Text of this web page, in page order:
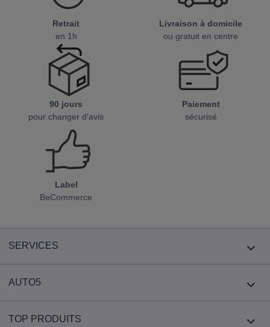
SERVICES
AUTO5
TOP PRODUITS
Retrait
en 1h
Livraison à domicile
ou gratuit en centre
90 jours
pour changer d'avis
Paiement
sécurisé
Label
BeCommerce